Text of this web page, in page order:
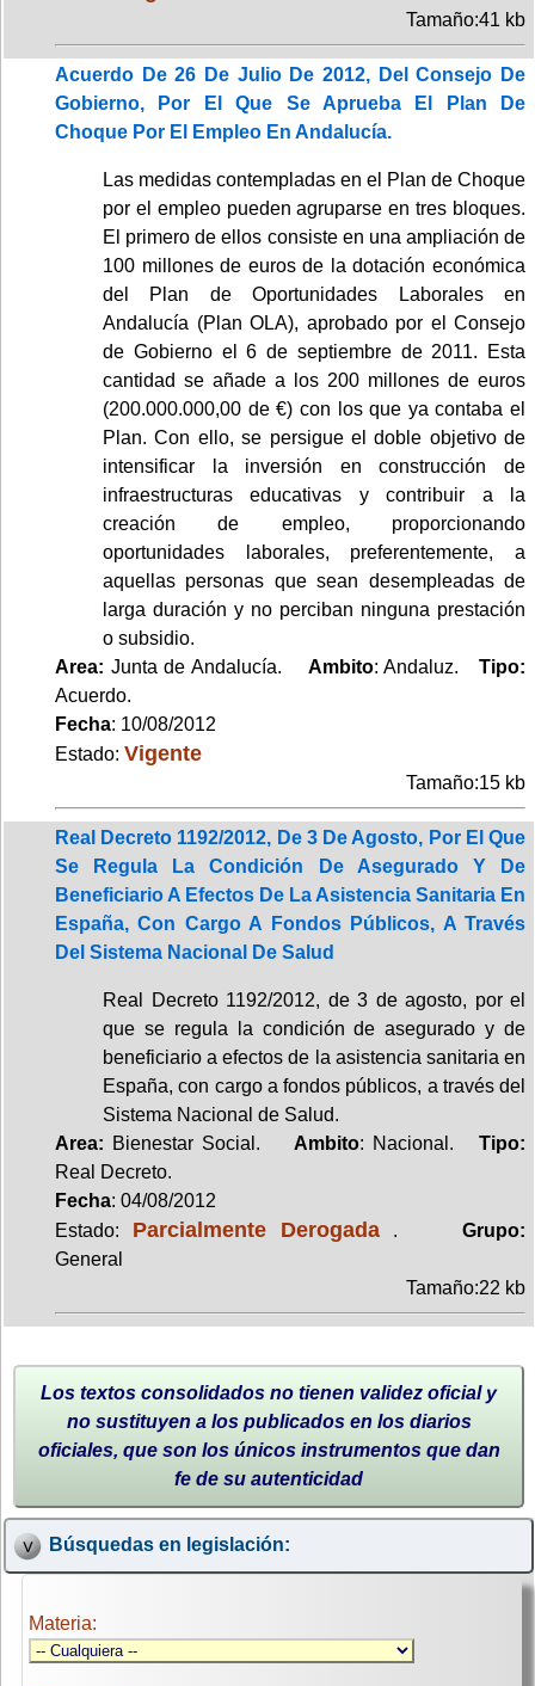
Tamaño:41 kb
Acuerdo De 26 De Julio De 2012, Del Consejo De
Gobierno, Por El Que Se Aprueba El Plan De
Choque Por El Empleo En Andalucía.
Las medidas contempladas en el Plan de Choque
por el empleo pueden agruparse en tres bloques.
El primero de ellos consiste en una ampliación de
100 millones de euros de la dotación económica
del Plan de Oportunidades Laborales en
Andalucía (Plan OLA), aprobado por el Consejo
de Gobierno el 6 de septiembre de 2011. Esta
cantidad se añade a los 200 millones de euros
(200.000.000,00 de €) con los que ya contaba el
Plan. Con ello, se persigue el doble objetivo de
intensificar la inversión en construcción de
infraestructuras educativas y contribuir a la
creación de empleo, proporcionando
oportunidades laborales, preferentemente, a
aquellas personas que sean desempleadas de
larga duración y no perciban ninguna prestación
o subsidio.
Area: Junta de Andalucía. Ambito: Andaluz.Tipo:
Acuerdo.
Fecha: 10/08/2012
Estado: Vigente
Tamaño:15 kb
Real Decreto 1192/2012, De 3 De Agosto, Por El Que
Se Regula La Condición De Asegurado Y De
Beneficiario A Efectos De La Asistencia Sanitaria En
España, Con Cargo A Fondos Públicos, A Través
Del Sistema Nacional De Salud
Real Decreto 1192/2012, de 3 de agosto, por el
que se regula la condición de asegurado y de
beneficiario a efectos de la asistencia sanitaria en
España, con cargo a fondos públicos, a través del
Sistema Nacional de Salud.
Area: Bienestar Social. Ambito: Nacional. Tipo:
Real Decreto.
Fecha: 04/08/2012
Estado: Parcialmente Derogada.
Grupo:
General
Tamaño:22 kb
Los textos consolidados no tienen validez oficial y
no sustituyen a los publicados en los diarios
oficiales, que son los únicos instrumentos que dan
fe de su autenticidad
Búsquedas en legislación:
Materia: